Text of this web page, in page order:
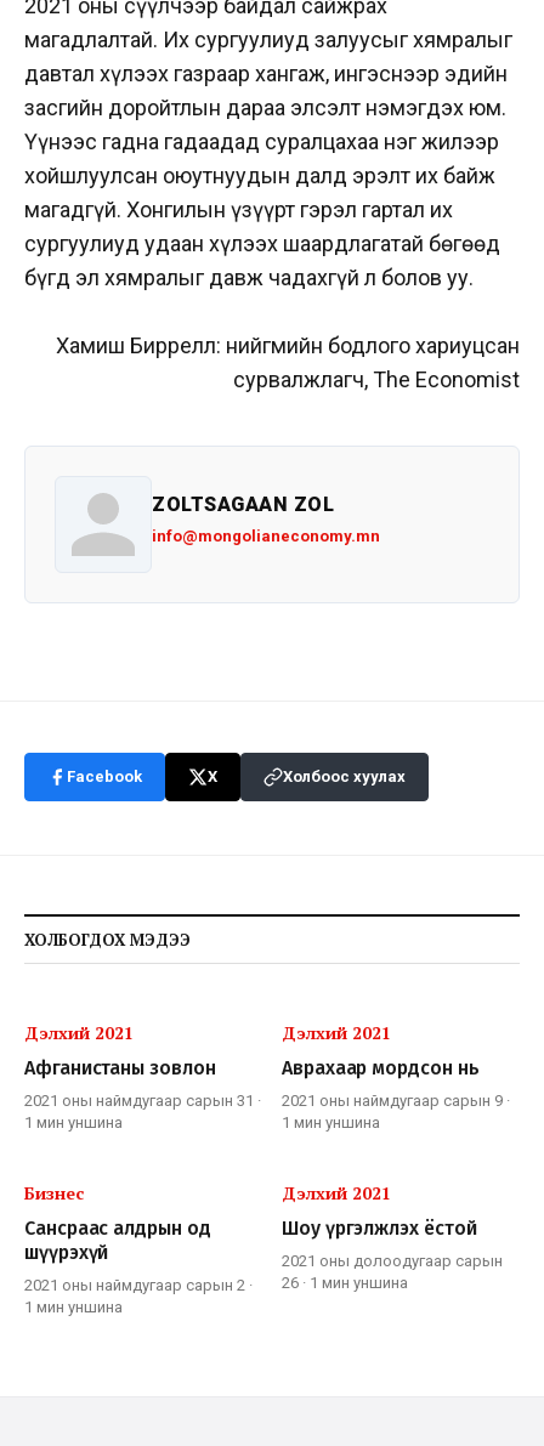
магадлалтай. Их сургуулиуд залуусыг хямралыг
давтал хүлээх газраар хангаж, ингэснээр эдийн
засгийн доройтлын дараа элсэлт нэмэгдэх юм.
Үүнээс гадна гадаадад суралцахаа нэг жилээр
хойшлуулсан оюутнуудын далд эрэлт их байж
магадгүй. Хонгилын үзүүрт гэрэл гартал их
сургуулиуд удаан хүлээх шаардлагатай бөгөөд
бүгд эл хямралыг давж чадахгүй л болов уу.
Хамиш Биррелл: нийгмийн бодлого хариуцсан
сурвалжлагч, The Economist
ZOLTSAGAAN ZOL
info@mongolianeconomy.mn
Facebook X Холбоос хуулах
ХОЛБОГДОХ МЭДЭЭ
Дэлхий 2021
Афганистаны зовлон
2021 оны наймдугаар сарын 31 ·
1 мин уншина
Дэлхий 2021
Аврахаар мордсон нь
2021 оны наймдугаар сарын 9 ·
1 мин уншина
Бизнес
Сансраас алдрын од
шүүрэхүй
2021 оны наймдугаар сарын 2 ·
1 мин уншина
Дэлхий 2021
Шоу үргэлжлэх ёстой
2021 оны долоодугаар сарын
26 · 1 мин уншина